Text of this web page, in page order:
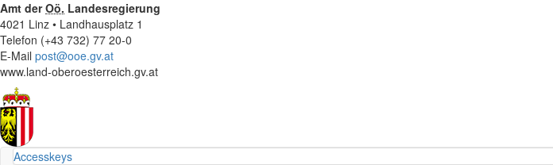
Amt derOö. Landesregierung
4021 Linz • Landhausplatz 1
Telefon (+43 732) 77 20-0
E-Mail post@ooe.gv.at
www.land-oberoesterreich.gv.at
Accesskeys